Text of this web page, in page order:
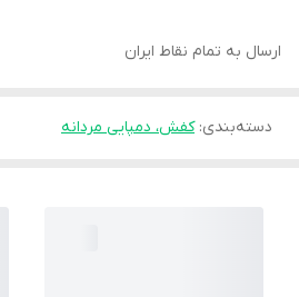
ارسال به تمام نقاط ایران
دسته‌بندی:کفش، دمپایی مردانه